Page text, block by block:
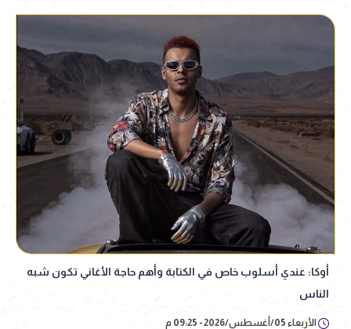
أوكا: عندي أسلوب خاص في الكتابة وأهم حاجة الأغاني تكون شبه
الناس
الأربعاء 05/أغسطس/2026 - 09:25 م